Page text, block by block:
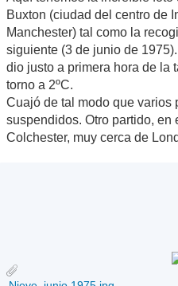
Buxton (ciudad del centro de
Manchester) tal como la
siguiente (3 de junio de
dio justo a primera hora de la
torno a 2ºC.
Cuajó de tal modo que varios
suspendidos. Otro partido, en
Colchester, muy cerca de